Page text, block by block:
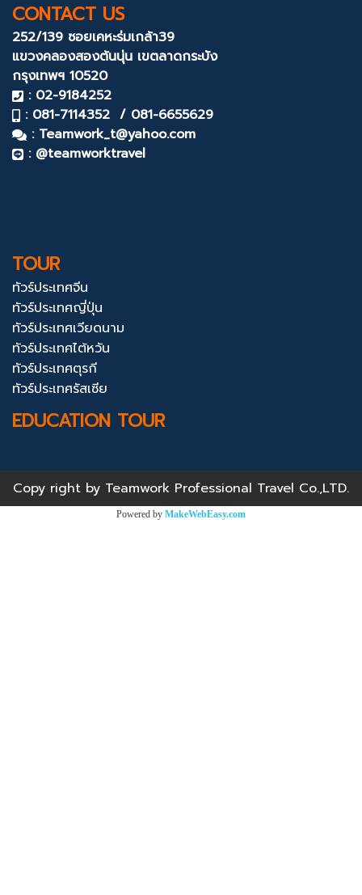
CONTACT US
252/139 ซอยเคหะร่มเกล้า39
แขวงคลองสองต้นนุ่น เขตลาดกระบัง
กรุงเทพฯ 10520
: 02-9184252
: 081-7114352 / 081-6655629
: Teamwork_t@yahoo.com
: @teamworktravel
TOUR
ทัวร์ประเทศจีน
ทัวร์ประเทศญี่ปุ่น
ทัวร์ประเทศเวียดนาม
ทัวร์ประเทศไต้หวัน
ทัวร์ประเทศตุรกี
ทัวร์ประเทศรัสเซีย
EDUCATION TOUR
Copy right by Teamwork Professional Travel Co.,LTD.
Powered by MakeWebEasy.com